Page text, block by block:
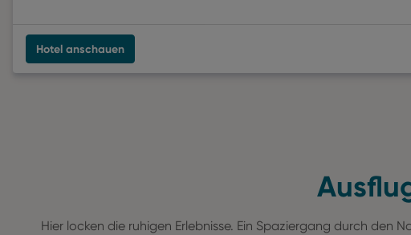
Hotel anschauen
Hier locken die ruhigen Erlebnisse. Ein Spaziergang durch